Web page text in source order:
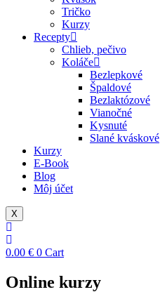
Tričko
Kurzy
Recepty
Chlieb, pečivo
Koláče
Bezlepkové
Špaldové
Bezlaktózové
Vianočné
Kysnuté
Slané kváskové
Kurzy
E-Book
Blog
Môj účet
X
0.00 € 0 Cart
Online kurzy